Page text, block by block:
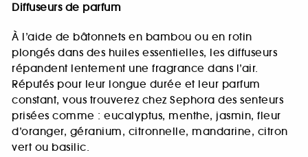
Diffuseurs de parfum
À l’aide de bâtonnets en bambou ou en rotin
plongés dans des huiles essentielles, les diffuseurs
répandent lentement une fragrance dans l’air.
Réputés pour leur longue durée et leur parfum
constant, vous trouverez chez Sephora des senteurs
prisées comme : eucalyptus, menthe, jasmin, fleur
d’oranger, géranium, citronnelle, mandarine, citron
vert ou basilic.